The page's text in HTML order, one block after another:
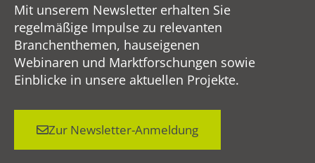
Mit unserem Newsletter erhalten Sie
regelmäßige Impulse zu relevanten
Branchenthemen, hauseigenen
Webinaren und Marktforschungen sowie
Einblicke in unsere aktuellen Projekte.
Zur Newsletter-Anmeldung